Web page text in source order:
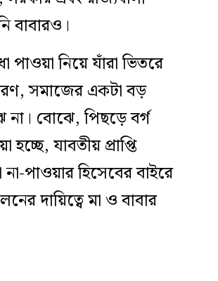
বাবারও।
নিয়ে যাঁরা ভিতরে
সমাজের একটা বড়
বোঝে, পিছড়ে বর্গ
যাবতীয় প্রাপ্তি
পাওয়ার হিসেবের বাইরে
দায়িত্বে মা ও বাবার